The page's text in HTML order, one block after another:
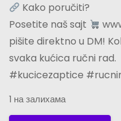
Kako poručiti?
Posetite naš sajt
pišite direktno u DM!
svaka kućica ručni rad.
#kucicezaptice
1 на залихама